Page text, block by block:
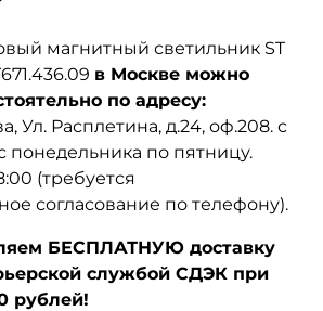
магнитный светильник ST
в Москве можно
по адресу:
Ул. Расплетина, д.24, оф.208. с
понедельника по пятницу.
(требуется
согласование по телефону).
БЕСПЛАТНУЮ доставку
службой СДЭК при
рублей!